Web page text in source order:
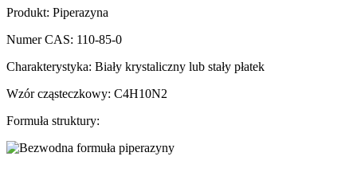
Produkt: Piperazyna
Numer CAS: 110-85-0
Charakterystyka: Biały krystaliczny lub stały płatek
Wzór cząsteczkowy: C4H10N2
Formuła struktury: